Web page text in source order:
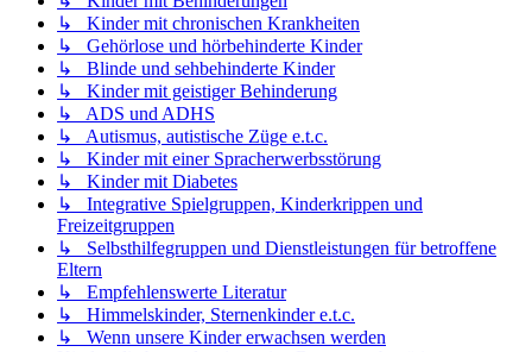
↳ Kinder mit chronischen Krankheiten
↳ Gehörlose und hörbehinderte Kinder
↳ Blinde und sehbehinderte Kinder
↳ Kinder mit geistiger Behinderung
↳ ADS und ADHS
↳ Autismus, autistische Züge e.t.c.
↳ Kinder mit einer Spracherwerbsstörung
↳ Kinder mit Diabetes
↳ Integrative Spielgruppen, Kinderkrippen und
Freizeitgruppen
↳ Selbsthilfegruppen und Dienstleistungen für betroffene
Eltern
↳ Empfehlenswerte Literatur
↳ Himmelskinder, Sternenkinder e.t.c.
↳ Wenn unsere Kinder erwachsen werden